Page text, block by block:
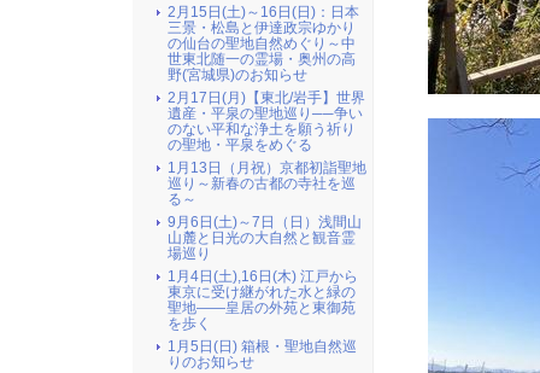
2月15日(土)～16日(日)：日本
三景・松島と伊達政宗ゆかり
の仙台の聖地自然めぐり～中
世東北随一の霊場・奥州の高
野(宮城県)のお知らせ
2月17日(月)【東北/岩手】世界
遺産・平泉の聖地巡り──争い
のない平和な浄土を願う祈り
の聖地・平泉をめぐる
1月13日（月祝）京都初詣聖地
巡り～新春の古都の寺社を巡
る～
9月6日(土)～7日（日）浅間山
山麓と日光の大自然と観音霊
場巡り
1月4日(土),16日(木) 江戸から
東京に受け継がれた水と緑の
聖地――皇居の外苑と東御苑
を歩く
1月5日(日) 箱根・聖地自然巡
りのお知らせ